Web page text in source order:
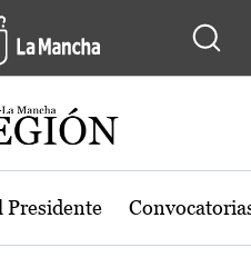
Presidente